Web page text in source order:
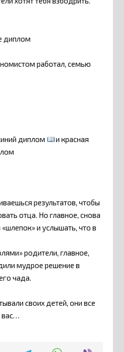
диплом
работал, семью
диплом
и красная
результатов, чтобы
отца. Но главное, снова
и услышать, что в
родители, главное,
мудрое решение в
чада.
своих детей, они все
вас…